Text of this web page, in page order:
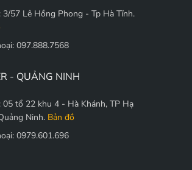
3/57 Lê Hồng Phong - Tp Hà Tĩnh.
097.888.7568
- QUẢNG NINH
05 tổ 22 khu 4 - Hà Khánh, TP Hạ
Ninh. Bản đồ
0979.601.696